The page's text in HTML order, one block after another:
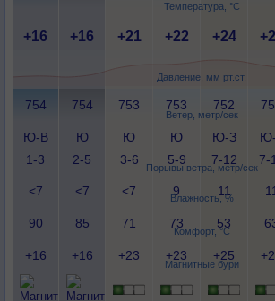
Температура, °C
Давление, мм рт.ст.
Ветер, метр/сек
Порывы ветра, метр/сек
Влажность, %
Комфорт, °C
Магнитные бури
+16 +16 +21 +22 +24
754 754 753 753 752
Ю-В
1-3
Ю
2-5
Ю
3-6
Ю
5-9
Ю-З
7-12
7-
<7 <7 <7 9 11 11
90 85 71 73 53
+16 +16 +23 +23 +25